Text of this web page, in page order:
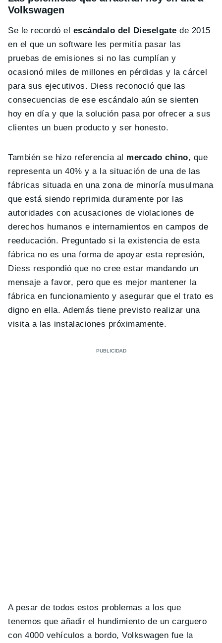
Volkswagen
Se le recordó el escándalo del Dieselgatede 2015
en el que un software les permitía pasar las
pruebas de emisiones si no las cumplían y
ocasionó miles de millones en pérdidas y la cárcel
para sus ejecutivos. Diess reconoció que las
consecuencias de ese escándalo aún se sienten
hoy en día y que la solución pasa por ofrecer a sus
clientes un buen producto y ser honesto.
También se hizo referencia al mercado chino, que
representa un 40% y a la situación de una de las
fábricas situada en una zona de minoría musulmana
que está siendo reprimida duramente por las
autoridades con acusaciones de violaciones de
derechos humanos e internamientos en campos de
reeducación. Preguntado si la existencia de esta
fábrica no es una forma de apoyar esta represión,
Diess respondió que no cree estar mandando un
mensaje a favor, pero que es mejor mantener la
fábrica en funcionamiento y asegurar que el trato es
digno en ella. Además tiene previsto realizar una
visita a las instalaciones próximamente.
A pesar de todos estos problemas a los que
tenemos que añadir el hundimiento de un carguero
con 4000 vehículos a bordo, Volkswagen fue la